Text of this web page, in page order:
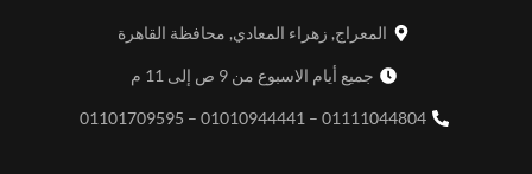
المعراج, زهراء المعادي, محافظة القاهرة
جميع أيام الاسبوع من 9 ص إلى 11 م
01111044804 – 01010944441 – 01101709595